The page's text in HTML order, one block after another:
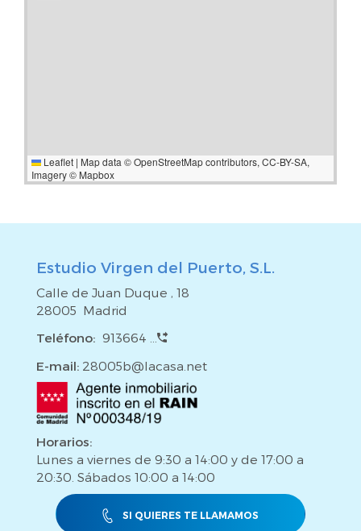
Leaflet | Map data ©OpenStreetMapcontributors, CC-BY-SA,
Imagery © Mapbox
Estudio Virgen del Puerto, S.L.
Calle de Juan Duque , 18
28005 Madrid
Teléfono: 913664 ...
E-mail: 28005b@lacasa.net
Horarios:
Lunes a viernes de 9:30 a 14:00 y de 17:00 a
20:30. Sábados 10:00 a 14:00
SI QUIERES TE LLAMAMOS